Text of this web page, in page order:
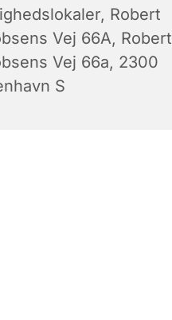
Robert
Vej 66A, Robert
Vej 66a, 2300
S